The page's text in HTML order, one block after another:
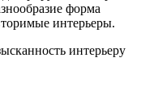
форма
интерьеры.
интерьеру